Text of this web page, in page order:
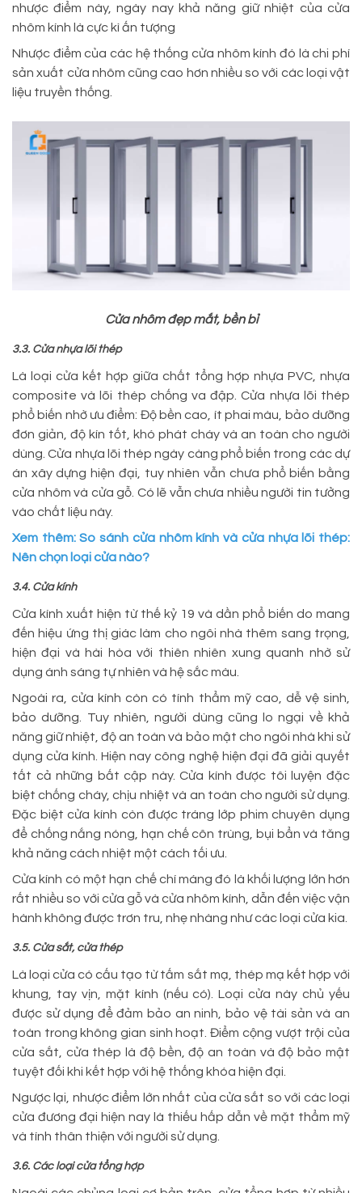
nhược điểm này, ngày nay khả năng giữ nhiệt của cửa
nhôm kính là cực kì ấn tượng
Nhược điểm của các hệ thống cửa nhôm kính đó là chi phí
sản xuất cửa nhôm cũng cao hơn nhiều so với các loại vật
liệu truyền thống.
Cửa nhôm đẹp mắt, bền bỉ
3.3. Cửa nhựa lõi thép
Là loại cửa kết hợp giữa chất tổng hợp nhựa PVC, nhựa
composite và lõi thép chống va đập. Cửa nhựa lõi thép
phổ biến nhờ ưu điểm: Độ bền cao, ít phai màu, bảo dưỡng
đơn giản, độ kín tốt, khó phát cháy và an toàn cho người
dùng. Cửa nhựa lõi thép ngày càng phổ biến trong các dự
án xây dựng hiện đại, tuy nhiên vẫn chưa phổ biến bằng
cửa nhôm và cửa gỗ. Có lẽ vẫn chưa nhiều người tin tưởng
vào chất liệu này.
Xem thêm: So sánh cửa nhôm kính và cửa nhựa lõi thép:
Nên chọn loại cửa nào?
3.4. Cửa kính
Cửa kính xuất hiện từ thế kỷ 19 và dần phổ biến do mang
đến hiệu ứng thị giác làm cho ngôi nhà thêm sang trọng,
hiện đại và hài hòa với thiên nhiên xung quanh nhờ sử
dụng ánh sáng tự nhiên và hệ sắc màu.
Ngoài ra, cửa kính còn có tính thẩm mỹ cao, dễ vệ sinh,
bảo dưỡng. Tuy nhiên, người dùng cũng lo ngại về khả
năng giữ nhiệt, độ an toàn và bảo mật cho ngôi nhà khi sử
dụng cửa kính. Hiện nay công nghệ hiện đại đã giải quyết
tất cả những bất cập này. Cửa kính được tôi luyện đặc
biệt chống cháy, chịu nhiệt và an toàn cho người sử dụng.
Đặc biệt cửa kính còn được tráng lớp phim chuyên dụng
để chống nắng nóng, hạn chế côn trùng, bụi bẩn và tăng
khả năng cách nhiệt một cách tối ưu.
Cửa kính có một hạn chế chí máng đó là khối lượng lớn hơn
rất nhiều so với cửa gỗ và cửa nhôm kính, dẫn đến việc vận
hành không được trơn tru, nhẹ nhàng như các loại cửa kia.
3.5. Cửa sắt, cửa thép
Là loại cửa có cấu tạo từ tấm sắt mạ, thép mạ kết hợp với
khung, tay vịn, mặt kính (nếu có). Loại cửa này chủ yếu
được sử dụng để đảm bảo an ninh, bảo vệ tài sản và an
toàn trong không gian sinh hoạt. Điểm cộng vượt trội của
cửa sắt, cửa thép là độ bền, độ an toàn và độ bảo mật
tuyệt đối khi kết hợp với hệ thống khóa hiện đại.
Ngược lại, nhược điểm lớn nhất của cửa sắt so với các loại
cửa đương đại hiện nay là thiếu hấp dẫn về mặt thẩm mỹ
và tính thân thiện với người sử dụng.
3.6. Các loại cửa tổng hợp